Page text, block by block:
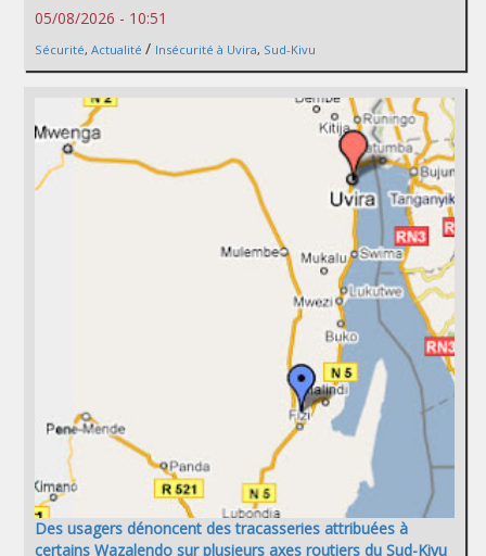
05/08/2026 - 10:51
Sécurité, Actualité / Insécurité à Uvira, Sud-Kivu
Des usagers dénoncent des tracasseries attribuées à
certains Wazalendo sur plusieurs axes routiers du Sud-Kivu